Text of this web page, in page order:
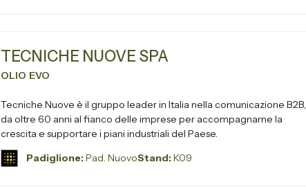
TECNICHE NUOVE SPA
OLIO EVO
Tecniche Nuove è il gruppo leader in Italia nella comunicazione B2B,
da oltre 60 anni al fianco delle imprese per accompagnarne la
crescita e supportare i piani industriali del Paese.
Padiglione:Pad. NuovoStand:K09